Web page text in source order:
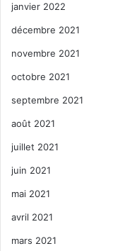
janvier 2022
décembre 2021
novembre 2021
octobre 2021
septembre 2021
août 2021
juillet 2021
juin 2021
mai 2021
avril 2021
mars 2021